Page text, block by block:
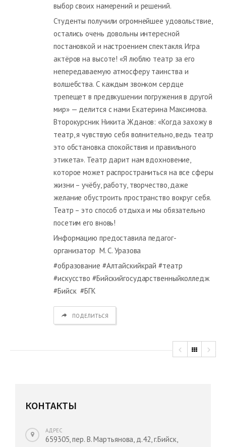
выбор своих намерений и решений.
Студенты получили огромнейшее удовольствие,
остались очень довольны интересной
постановкой и настроением спектакля. Игра
актёров на высоте! «Я люблю театр за его
непередаваемую атмосферу таинства и
волшебства. С каждым звонком сердце
трепещет в предвкушении погружения в другой
мир» — делится с нами Екатерина Максимова.
Второкурсник Никита Жданов: «Когда захожу в
театр, я чувствую себя волнительно, ведь театр
это обстановка спокойствия и правильного
этикета». Театр дарит нам вдохновение,
которое может распространиться на все сферы
жизни – учёбу, работу, творчество, даже
желание обустроить пространство вокруг себя.
Театр – это способ отдыха и мы обязательно
посетим его вновь!
Информацию предоставила педагог-
организатор М. С. Уразова
#образование #Алтайскийкрай #театр
#искусство #Бийскийгосударственныйколледж
#Бийск #БГК
ПОДЕЛИТЬСЯ
КОНТАКТЫ
АДРЕС
659305, пер. В. Мартьянова, д.42, г.Бийск,